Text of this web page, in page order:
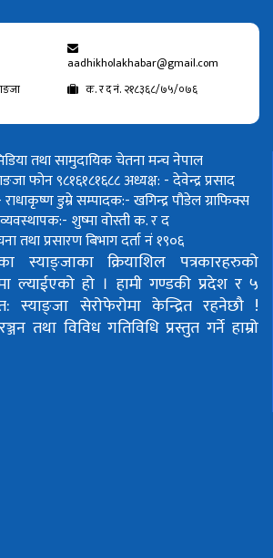
aadhikholakhabar@gmail.com
क. र द नं. २१८३६८/७५/०७६
तथा सामुदायिक चेतना मन्च नेपाल
फोन ९८१६१८१६८८अध्यक्ष: - देवेन्द्र प्रसाद
डुम्रेसम्पादक:- खगिन्द्र पौडेलग्राफिक्स
व्यवस्थापक:- शुष्मा वोस्तीक. र द
तथा प्रसारण बिभाग दर्ता नं १९०६
स्याङ्जाका क्रियाशिल पत्रकारहरुको
ल्याईएको हो । हामी गण्डकी प्रदेश र ५
स्याङ्जा सेरोफेरोमा केन्द्रित रहनेछौ !
तथा विविध गतिविधि प्रस्तुत गर्ने हाम्रो